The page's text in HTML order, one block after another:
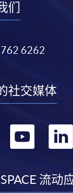
们
6262
社交媒体
转
流动